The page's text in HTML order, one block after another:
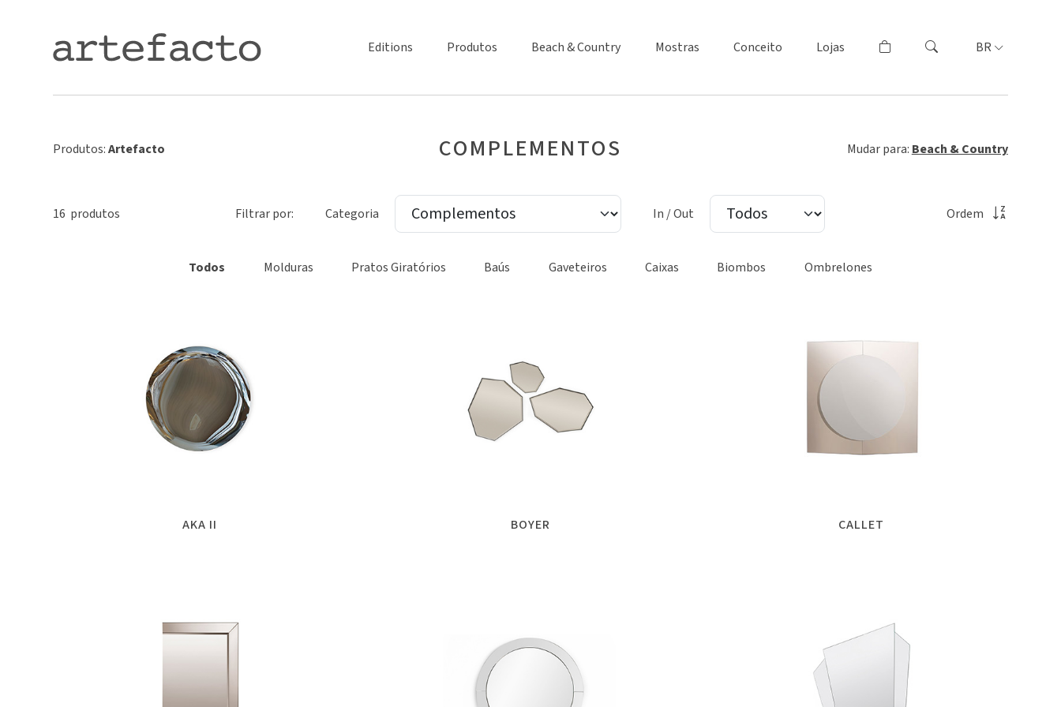
Editions Produtos Beach & Country Mostras Conceito Lojas BR
Produtos:Artefacto COMPLEMENTOS Mudar para: Beach & Country
16 produtos Filtrar por: Categoria In / Out Ordem
Todos Molduras Pratos Giratórios Baús Gaveteiros Caixas Biombos Ombrelones
AKA II BOYER CALLET